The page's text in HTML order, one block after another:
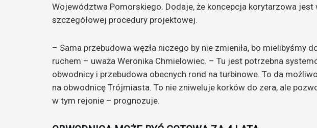
Województwa Pomorskiego. Dodaje, że koncepcja korytarzowa
szczegółowej procedury projektowej.
– Sama przebudowa węzła niczego by nie zmieniła, bo mielibyśmy
ruchem – uważa Weronika Chmielowiec. – Tu jest potrzebna
obwodnicy i przebudowa obecnych rond na turbinowe. To da
na obwodnicę Trójmiasta. To nie zniweluje korków do zera, ale
w tym rejonie – prognozuje.